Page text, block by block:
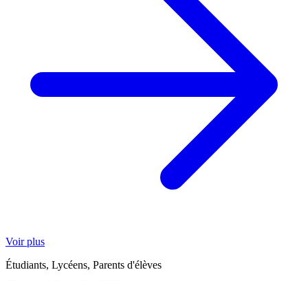
Voir plus
Étudiants, Lycéens, Parents d'élèves